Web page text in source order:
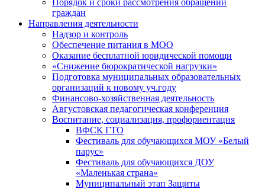
Порядок и сроки рассмотрения обращений
граждан
Направления деятельности
Надзор и контроль
Обеспечение питания в МОО
Оказание бесплатной юридической помощи
«Снижение бюрократической нагрузки»
Подготовка муниципальных образовательных
организаций к новому уч.году
Финансово-хозяйственная деятельность
Августовская педагогическая конференция
Воспитание, социализация, профориентация
ВФСК ГТО
Фестиваль для обучающихся МОУ «Белый
парус»
Фестиваль для обучающихся ДОУ
«Маленькая страна»
Муниципальный этап Защиты